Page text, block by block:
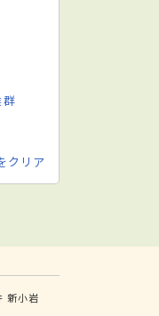
クリア
新小岩